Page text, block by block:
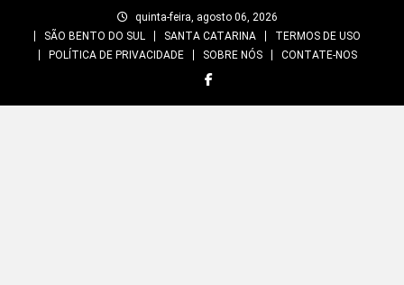
quinta-feira, agosto 06, 2026
SÃO BENTO DO SUL
SANTA CATARINA
TERMOS DE USO
POLÍTICA DE PRIVACIDADE
SOBRE NÓS CONTATE-NOS